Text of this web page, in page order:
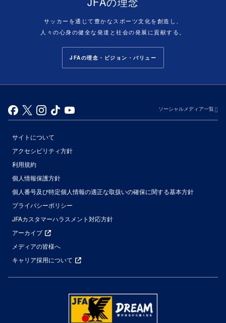
サッカーを通じて豊かなスポーツ文化を創造し、
人々の心身の健全な発達と社会の発展に貢献する。
JFAの理念・ビジョン・バリュー
ソーシャルメディア一覧
サイトについて
アクセシビリティ方針
利用規約
個人情報保護方針
個人番号及び特定個人情報の適正な取扱いの確保に関する基本方針
プライバシーポリシー
JFAカスタマーハラスメント対応方針
アーカイブ
メディアの皆様へ
キャリア採用について